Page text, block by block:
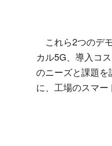
これら2つのデ
カル5G、導入コ
のニーズと課題
に、工場のスマー